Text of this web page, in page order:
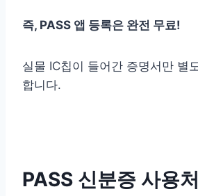
즉, PASS 앱 등록은 완전 무료!
실물 IC칩이 들어간 증명서만 별
합니다.
PASS 신분증 사용